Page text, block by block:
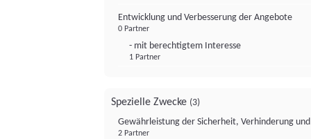
Entwicklung und Verbesserung der Angebote
0 Partner
- mit berechtigtem Interesse
1 Partner
Spezielle Zwecke (3)
Gewährleistung der Sicherheit, Verhinderung
2 Partner